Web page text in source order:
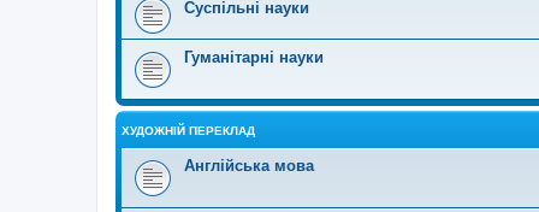
Суспільні науки
Гуманітарні науки
ХУДОЖНІЙ ПЕРЕКЛАД
Англійська мова